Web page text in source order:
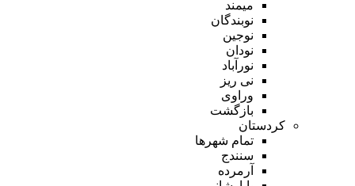
میمند
نوبندگان
نوجین
نودان
نورآباد
نی ریز
وراوی
بازگشت
کردستان
تمام شهر‌ها
سنندج
آرمرده